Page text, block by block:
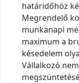
határidőhöz
Megrendelő
munkanapi
maximum a
késedelem
Vállalkozó